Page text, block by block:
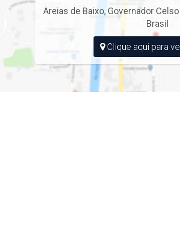
pela Rua Vitalino Ávila (eixo de ligação dos
caminhada e ciclovias;
de Tratamento de Esgoto (ETE);
asfáltica;
públicas;
de fornecimento e escoramento de água planejado.
Areias de Baixo, Governador
Brasil
Clique aqui para